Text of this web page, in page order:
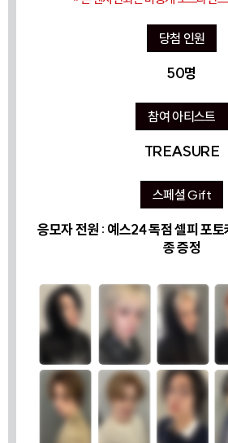
당첨 인원
50명
참여 아티스트
TREASURE
스페셜 Gift
응모자 전원 : 예스24 독점 셀피 포
종 증정